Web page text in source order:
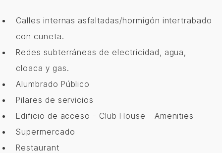
Calles internas asfaltadas/hormigón intertrabado
con cuneta.
Redes subterráneas de electricidad, agua,
cloaca y gas.
Alumbrado Público
Pilares de servicios
Edificio de acceso - Club House - Amenities
Supermercado
Restaurant